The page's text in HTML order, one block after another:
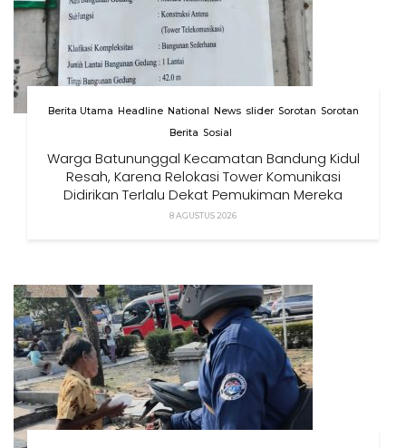
Berita Utama Headline National News slider Sorotan Sorotan
Berita Sosial
Warga Batununggal Kecamatan Bandung Kidul
Resah, Karena Relokasi Tower Komunikasi
Didirikan Terlalu Dekat Pemukiman Mereka
8 AGUSTUS 2026